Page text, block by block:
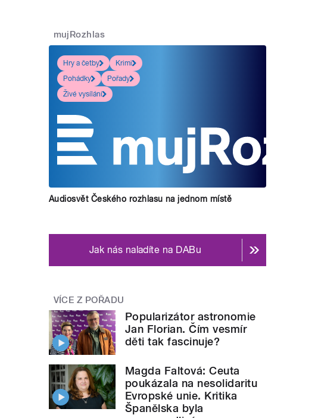
mujRozhlas
Hry a četby
Krimi
Pohádky
Pořady
Živé vysílání
Audiosvět Českého rozhlasu na jednom místě
Jak nás naladíte na DABu
VÍCE Z POŘADU
Popularizátor astronomie
Jan Florian. Čím vesmír
děti tak fascinuje?
Magda Faltová: Ceuta
poukázala na nesolidaritu
Evropské unie. Kritika
Španělska byla